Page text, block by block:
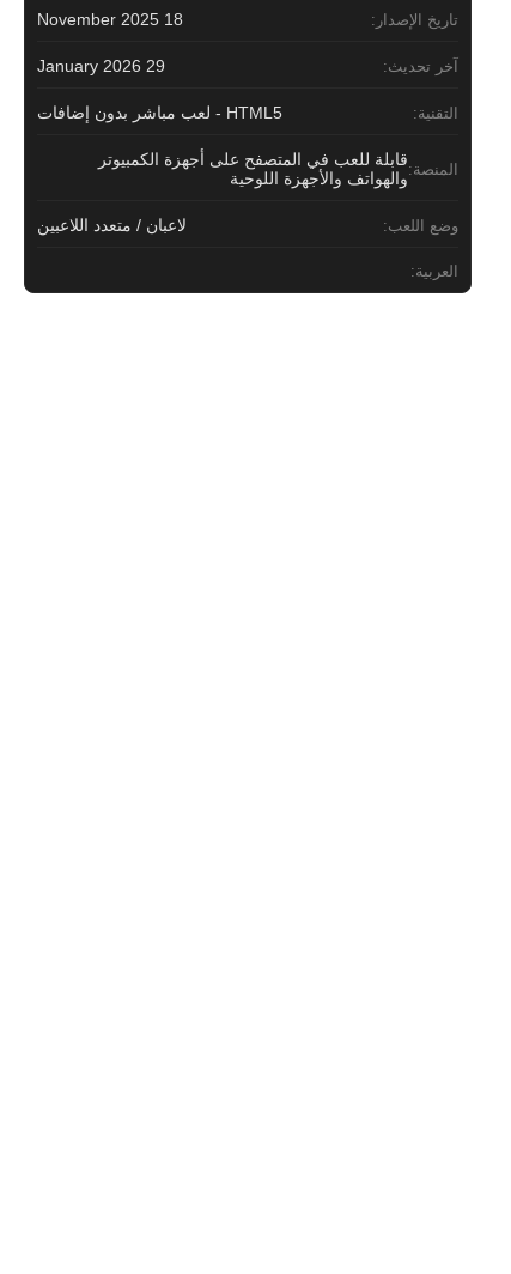
تاريخ الإصدار: 18 November 2025
آخر تحديث: 29 January 2026
التقنية: HTML5 - لعب مباشر بدون إضافات
المنصة:قابلة للعب في المتصفح على أجهزة الكمبيوتر
والهواتف والأجهزة اللوحية
وضع اللعب: لاعبان / متعدد اللاعبين
العربية: